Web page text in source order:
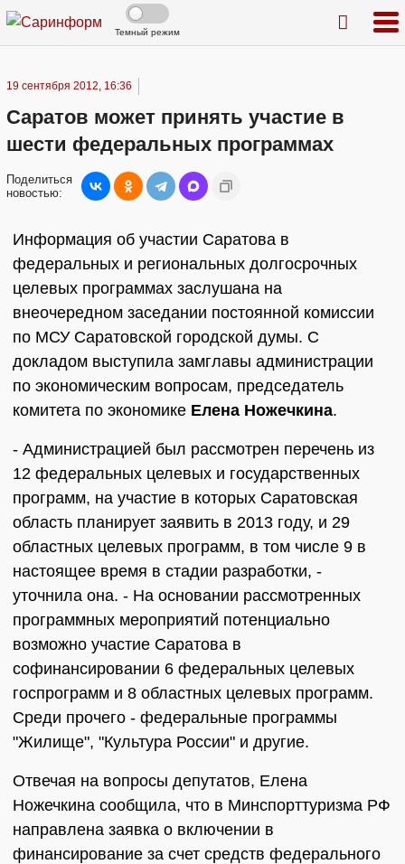
Темный режим
19 сентября 2012, 16:36
Саратов может принять участие в
шести федеральных программах
Поделиться
новостью:
Информация об участии Саратова в
федеральных и региональных долгосрочных
целевых программах заслушана на
внеочередном заседании постоянной комиссии
по МСУ Саратовской городской думы. С
докладом выступила замглавы администрации
по экономическим вопросам, председатель
комитета по экономике Елена Ножечкина.
- Администрацией был рассмотрен перечень из
12 федеральных целевых и государственных
программ, на участие в которых Саратовская
область планирует заявить в 2013 году, и 29
областных целевых программ, в том числе 9 в
настоящее время в стадии разработки, -
уточнила она. - На основании рассмотренных
программных мероприятий потенциально
возможно участие Саратова в
софинансировании 6 федеральных целевых
госпрограмм и 8 областных целевых программ.
Среди прочего - федеральные программы
"Жилище", "Культура России" и другие.
Отвечая на вопросы депутатов, Елена
Ножечкина сообщила, что в Минспорттуризма РФ
направлена заявка о включении в
финансирование за счет средств федерального